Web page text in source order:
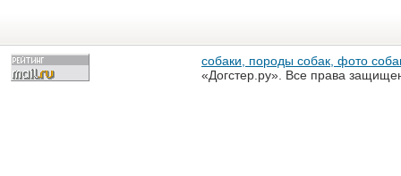
собаки, породы собак, фото
«Догстер.ру». Все права